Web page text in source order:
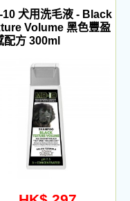
10 犬用洗毛液 - Black
Volume 黑色豐盈
配方 300ml